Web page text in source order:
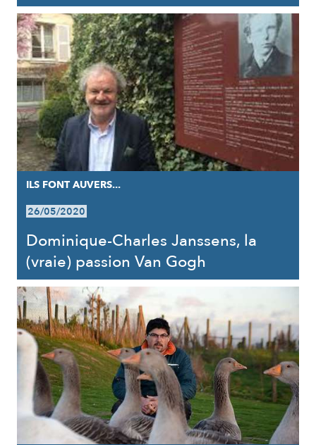
ILS FONT AUVERS...
26/05/2020
Dominique-Charles Janssens, la
(vraie) passion Van Gogh